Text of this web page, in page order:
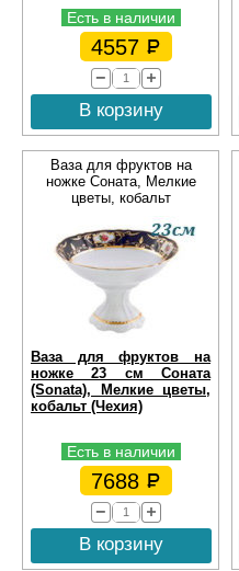
Есть в наличии
4557
В корзину
Ваза для фруктов на
ножке Соната, Мелкие
цветы, кобальт
Ваза для фруктов на
ножке 23 см Соната
(Sonata), Мелкие цветы,
кобальт (Чехия)
Есть в наличии
7688
В корзину